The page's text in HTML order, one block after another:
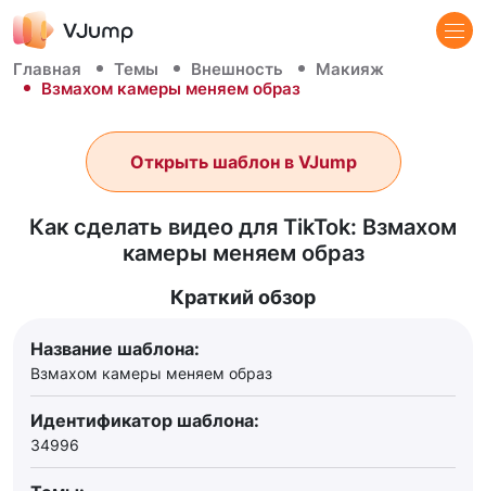
Главная Темы Внешность
Макияж
Взмахом камеры меняем образ
Как сделать видео для TikTok: Взмахом
камеры меняем образ
Открыть шаблон в VJump
Краткий обзор
Название шаблона:
Взмахом камеры меняем образ
Идентификатор шаблона:
34996